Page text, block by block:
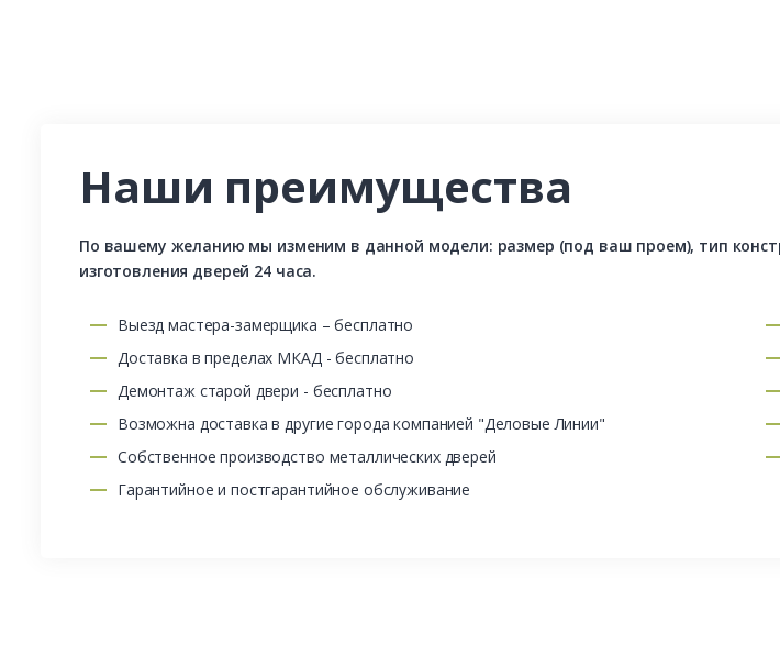
Наши преимущества
По вашему желанию мы изменим в данной модели: размер (под ваш проем), тип
изготовления дверей 24 часа.
Выезд мастера-замерщика – бесплатно
Доставка в пределах МКАД - бесплатно
Демонтаж старой двери - бесплатно
Возможна доставка в другие города компанией "Деловые Линии"
Собственное производство металлических дверей
Гарантийное и постгарантийное обслуживание